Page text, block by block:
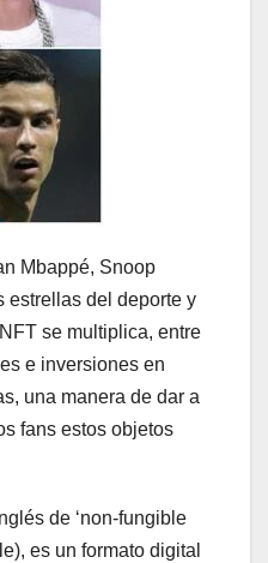
Mbappé, Snoop
del deporte y
se multiplica, entre
e inversiones en
una manera de dar a
fans estos objetos
de ‘non-fungible
es un formato digital